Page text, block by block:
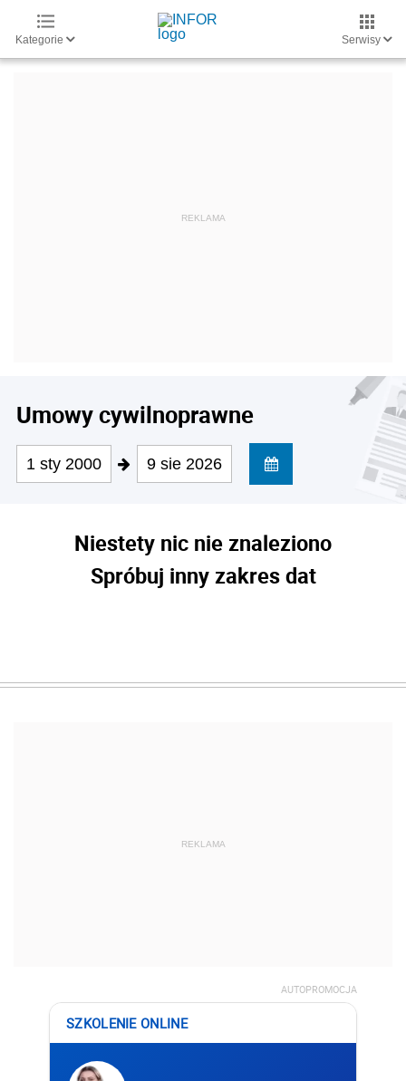
Kategorie Serwisy
Umowy cywilnoprawne
1 sty 2000 9 sie 2026
Niestety nic nie znaleziono
Spróbuj inny zakres dat
REKLAMA
AUTOPROMOCJA
SZKOLENIE ONLINE